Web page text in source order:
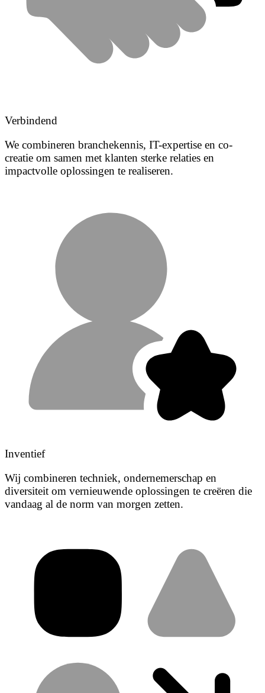
Verbindend
We combineren branchekennis, IT-expertise en co-
creatie om samen met klanten sterke relaties en
impactvolle oplossingen te realiseren.
Inventief
Wij combineren techniek, ondernemerschap en
diversiteit om vernieuwende oplossingen te creëren die
vandaag al de norm van morgen zetten.